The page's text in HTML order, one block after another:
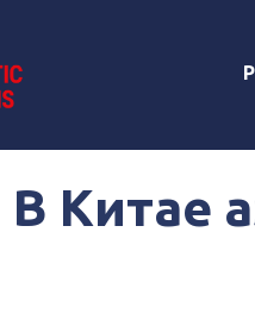
В Китае